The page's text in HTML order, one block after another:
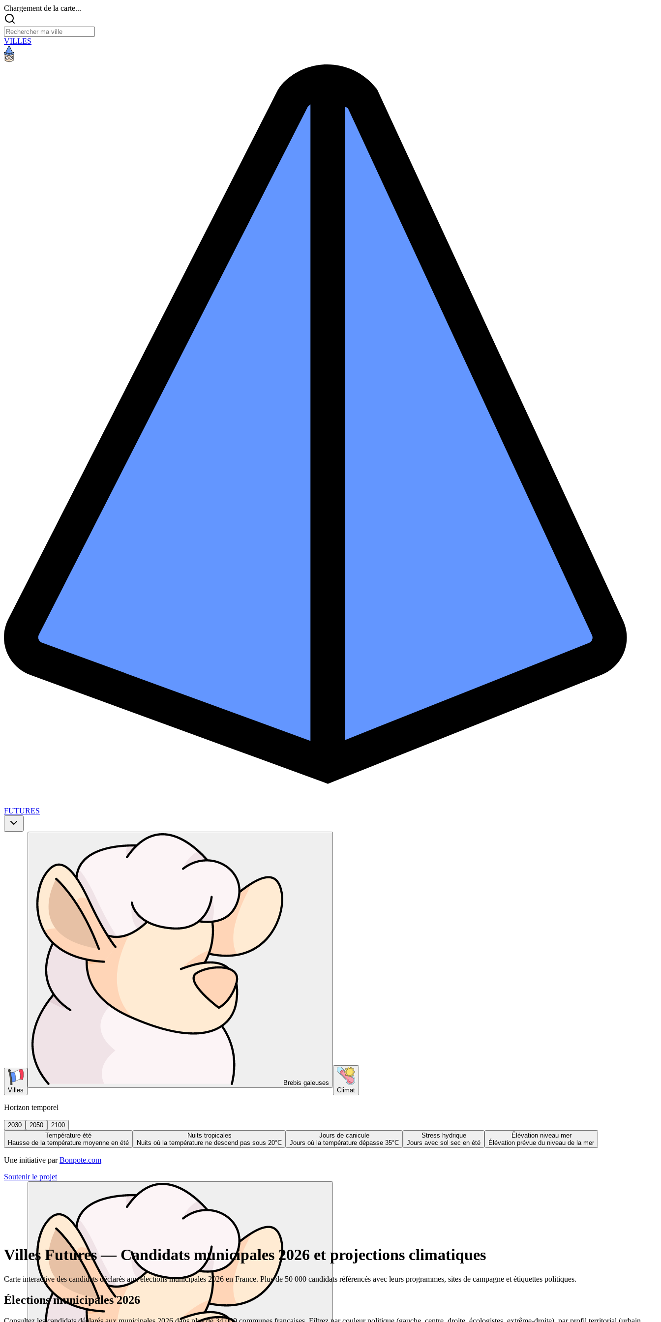
Chargement de la carte...
VILLES
FUTURES
Villes
Brebis galeuses
Climat
Horizon temporel
2030 2050
2100
Température été
Hausse de la température moyenne en été
Nuits tropicales
Nuits où la température ne descend pas sous 20°C
Jours de canicule
Jours où la température dépasse 35°C
Stress hydrique
Jours avec sol sec en été
Élévation niveau mer
Élévation prévue du niveau de la mer
Une initiative par Bonpote.com
Soutenir le projet
Villes Futures — Candidats municipales 2026 et projections climatiques
Carte interactive des candidats déclarés aux élections municipales 2026 en France. Plus de 50 000 candidats référencés avec leurs programmes, sites de campagne et étiquettes politiques.
Élections municipales 2026